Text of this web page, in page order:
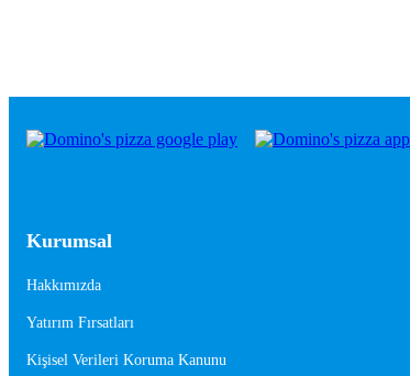
Kurumsal
Hakkımızda
Yatırım Fırsatları
Kişisel Verileri Koruma Kanunu